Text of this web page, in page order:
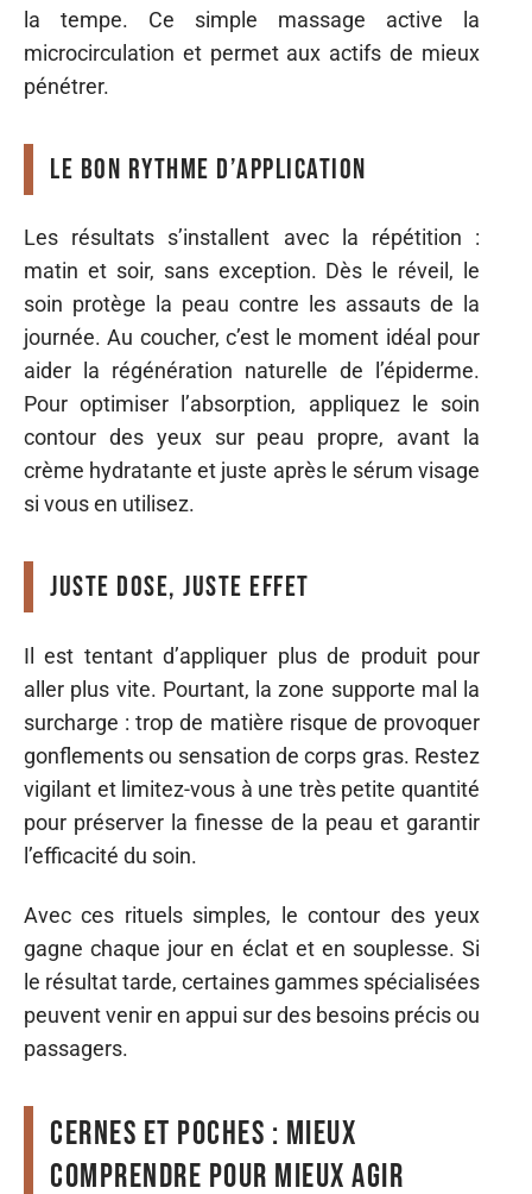
la tempe. Ce simple massage active la
microcirculation et permet aux actifs de mieux
pénétrer.
Le bon rythme d’application
Les résultats s’installent avec la répétition :
matin et soir, sans exception. Dès le réveil, le
soin protège la peau contre les assauts de la
journée. Au coucher, c’est le moment idéal pour
aider la régénération naturelle de l’épiderme.
Pour optimiser l’absorption, appliquez le soin
contour des yeux sur peau propre, avant la
crème hydratante et juste après le sérum visage
si vous en utilisez.
Juste dose, juste effet
Il est tentant d’appliquer plus de produit pour
aller plus vite. Pourtant, la zone supporte mal la
surcharge : trop de matière risque de provoquer
gonflements ou sensation de corps gras. Restez
vigilant et limitez-vous à une très petite quantité
pour préserver la finesse de la peau et garantir
l’efficacité du soin.
Avec ces rituels simples, le contour des yeux
gagne chaque jour en éclat et en souplesse. Si
le résultat tarde, certaines gammes spécialisées
peuvent venir en appui sur des besoins précis ou
passagers.
Cernes et poches : mieux
comprendre pour mieux agir